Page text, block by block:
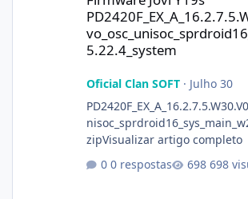
5.22.4_system
Oficial Clan SOFT· Julho 30
zipVisualizar artigo completo
0 respostas
698